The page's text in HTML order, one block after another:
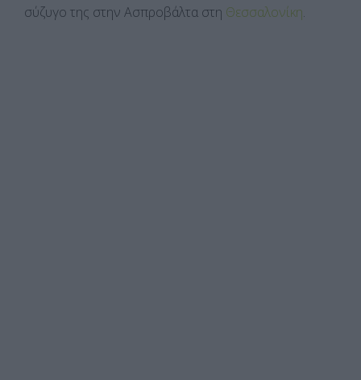
σύζυγο της στην Ασπροβάλτα στη Θεσσαλονίκη.